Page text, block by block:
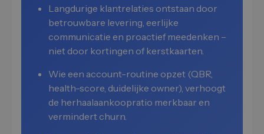
Langdurige klantrelaties ontstaan door
betrouwbare levering, eerlijke
communicatie en proactief meedenken –
niet door kortingen of kerstkaarten.
Wie een account-routine opzet (QBR,
health-score, duidelijke owner), verhoogt
de herhaalaankoopratio merkbaar en
vermindert churn.